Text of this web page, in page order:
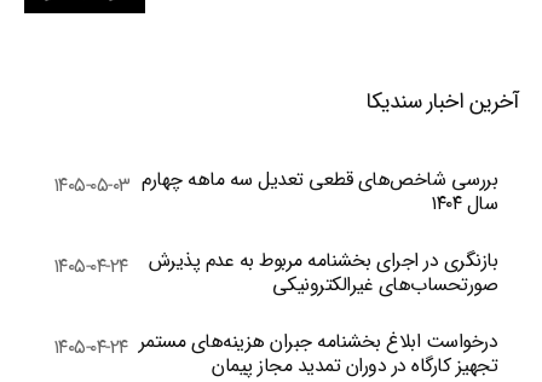
آخرین اخبار سندیکا
بررسی شاخص‌های قطعی تعدیل سه ماهه چهارم
سال ۱۴۰۴
۱۴۰۵-۰۵-۰۳
بازنگری در اجرای بخشنامه مربوط به عدم پذیرش
صورتحساب‌های غیرالکترونیکی
۱۴۰۵-۰۴-۲۴
درخواست ابلاغ بخشنامه جبران هزینه‌های مستمر
تجهیز کارگاه در دوران تمدید مجاز پیمان
۱۴۰۵-۰۴-۲۴